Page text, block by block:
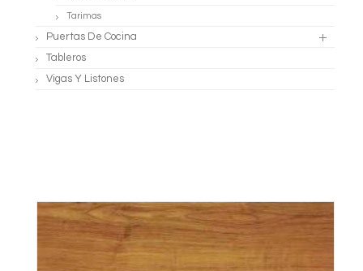
Tarimas
Puertas De Cocina
Tableros
Vigas Y Listones